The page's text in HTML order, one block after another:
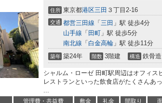
住所 東京都港区三田 ３丁目2-16
交通 都営三田線 「 三田 」駅 徒歩4分
山手線 「 田町 」駅 徒歩5分
南北線 「 白金高輪 」駅 徒歩11分
築年 築24年 階数 3階建 構造 鉄骨造
シャルム・ローゼ 田町駅周辺はオフィ
レストランといった飲食店がたくさんあ
...
管理費・共益費 敷金 礼金 間取り